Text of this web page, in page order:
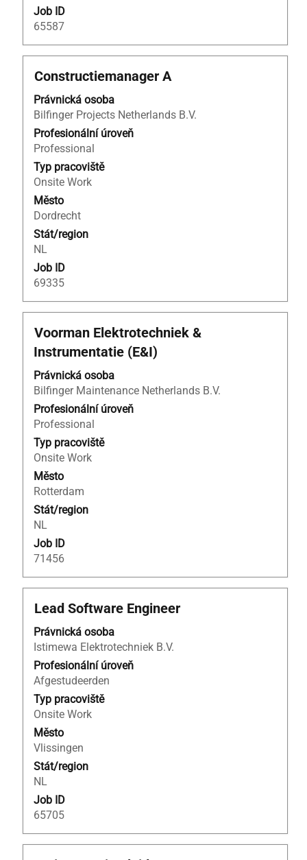
Job ID
65587
Titul
Constructiemanager A
Právnická osoba
Bilfinger Projects Netherlands B.V.
Profesionální úroveň
Professional
Typ pracoviště
Onsite Work
Město
Dordrecht
Stát/region
NL
Job ID
69335
Vyberte
zobrazení
veškerých
informací
o
profesi.
Titul
Voorman Elektrotechniek &
Instrumentatie (E&I)
Právnická osoba
Bilfinger Maintenance Netherlands B.V.
Profesionální úroveň
Professional
Typ pracoviště
Onsite Work
Město
Rotterdam
Stát/region
NL
Job ID
71456
Vyberte
mezerníkem
zobrazení
veškerých
informací
o
profesi.
Titul
Lead Software Engineer
Právnická osoba
Istimewa Elektrotechniek B.V.
Profesionální úroveň
Afgestudeerden
Typ pracoviště
Onsite Work
Město
Vlissingen
Stát/region
NL
Job ID
65705
Vyberte
zobrazení
veškerých
informací
o
profesi.